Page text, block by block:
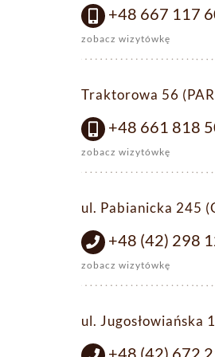
+48 667 117
zobacz wizytówkę
Traktorowa 56
+48 661 818
zobacz wizytówkę
ul. Pabianicka 245
+48 (42) 298
zobacz wizytówkę
ul. Jugosłowiańska
+48 (42) 672